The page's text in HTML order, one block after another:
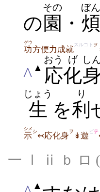
の園
その
・
ぼ
功
ゲウ
方便力成就スルコト ヲ
^ ▲ 応
おう
化
げ し
生
じょう
を利
り
示
シメ シ↢応化身ヲ ↡遊 ビテ
一 Ⅰ ⅱ ｂ ロ
▲